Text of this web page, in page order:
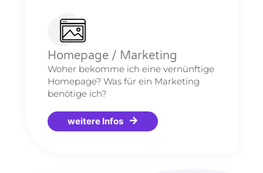
Homepage / Marketing
Woher bekomme ich eine vernünftige
Homepage? Was für ein Marketing
benötige ich?
weitere Infos